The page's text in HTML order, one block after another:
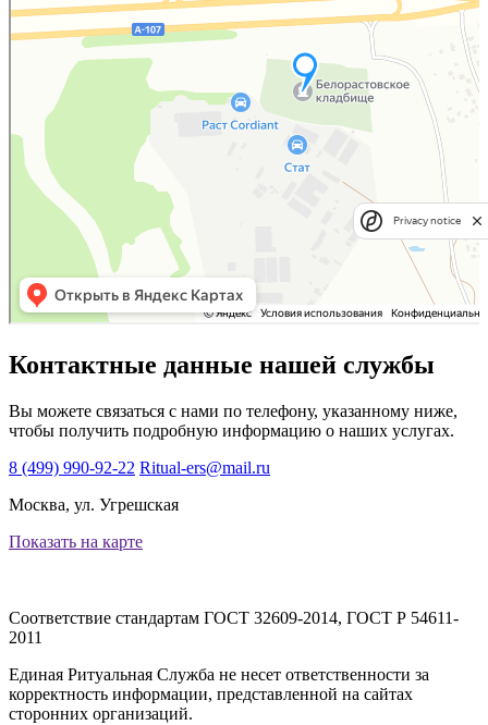
Контактные данные нашей службы
Вы можете связаться с нами по телефону, указанному ниже,
чтобы получить подробную информацию о наших услугах.
8 (499) 990-92-22 Ritual-ers@mail.ru
Москва, ул. Угрешская
Показать на карте
Соответствие стандартам ГОСТ 32609-2014, ГОСТ Р 54611-
2011
Единая Ритуальная Служба не несет ответственности за
корректность информации, представленной на сайтах
сторонних организаций.
Privacy notice